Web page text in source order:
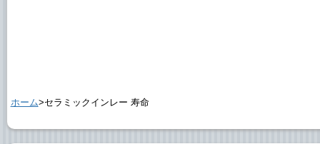
ホーム>セラミックインレー 寿命